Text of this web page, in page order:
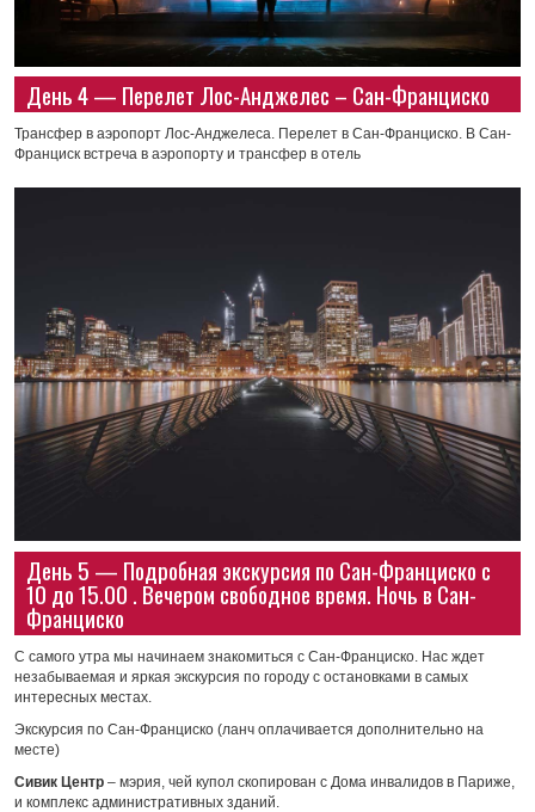
День 4 — Перелет Лос-Анджелес – Сан-Франциско
Трансфер в аэропорт Лос-Анджелеса. Перелет в Сан-Франциско. В Сан-
Франциск встреча в аэропорту и трансфер в отель
День 5 — Подробная экскурсия по Сан-Франциско с
10 до 15.00 . Вечером свободное время. Ночь в Сан-
Франциско
С самого утра мы начинаем знакомиться с Сан-Франциско. Нас ждет
незабываемая и яркая экскурсия по городу с остановками в самых
интересных местах.
Экскурсия по Сан-Франциско (ланч оплачивается дополнительно на
месте)
Сивик Центр – мэрия, чей купол скопирован с Дома инвалидов в Париже,
и комплекс административных зданий.